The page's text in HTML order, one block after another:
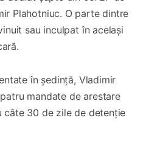
Plahotniuc. O parte dintre
sau inculpat în același
în ședință, Vladimir
mandate de arestare
câte 30 de zile de detenție